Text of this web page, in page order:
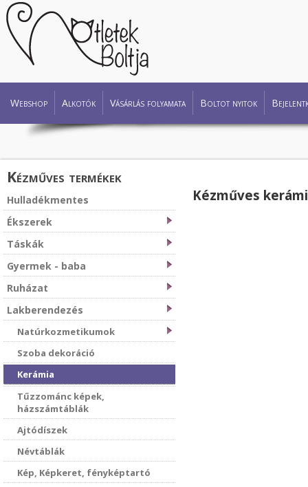
Webshop Alkotók Vásárlás folyamata Boltot nyitok
Kézműves termékek
Hulladékmentes
Ékszerek
Táskák
Gyermek - baba
Ruházat
Lakberendezés
Natúrkozmetikumok
Szoba dekoráció
Kerámia
Tűzzománc képek,
házszámtáblák
Ajtódíszek
Névtáblák
Kép, Képkeret, fényképtartó
Kézműves